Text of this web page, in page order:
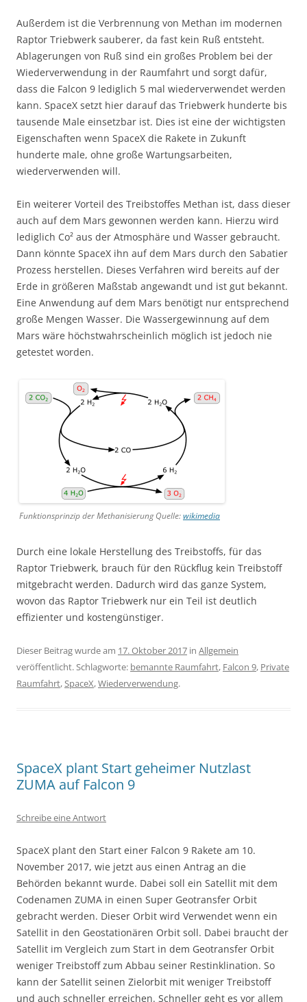
Außerdem ist die Verbrennung von Methan im modernen
Raptor Triebwerk sauberer, da fast kein Ruß entsteht.
Ablagerungen von Ruß sind ein großes Problem bei der
Wiederverwendung in der Raumfahrt und sorgt dafür,
dass die Falcon 9 lediglich 5 mal wiederverwendet werden
kann. SpaceX setzt hier darauf das Triebwerk hunderte bis
tausende Male einsetzbar ist. Dies ist eine der wichtigsten
Eigenschaften wenn SpaceX die Rakete in Zukunft
hunderte male, ohne große Wartungsarbeiten,
wiederverwenden will.
Ein weiterer Vorteil des Treibstoffes Methan ist, dass dieser
auch auf dem Mars gewonnen werden kann. Hierzu wird
lediglich Co² aus der Atmosphäre und Wasser gebraucht.
Dann könnte SpaceX ihn auf dem Mars durch den Sabatier
Prozess herstellen. Dieses Verfahren wird bereits auf der
Erde in größeren Maßstab angewandt und ist gut bekannt.
Eine Anwendung auf dem Mars benötigt nur entsprechend
große Mengen Wasser. Die Wassergewinnung auf dem
Mars wäre höchstwahrscheinlich möglich ist jedoch nie
getestet worden.
Funktionsprinzip der Methanisierung Quelle:wikimedia
Durch eine lokale Herstellung des Treibstoffs, für das
Raptor Triebwerk, brauch für den Rückflug kein Treibstoff
mitgebracht werden. Dadurch wird das ganze System,
wovon das Raptor Triebwerk nur ein Teil ist deutlich
effizienter und kostengünstiger.
Dieser Beitrag wurde am 17. Oktober 2017 in Allgemein
veröffentlicht. Schlagworte: bemannte Raumfahrt, Falcon 9, Private
Raumfahrt,SpaceX,Wiederverwendung.
SpaceX plant Start geheimer Nutzlast
ZUMA auf Falcon 9
Schreibe eine Antwort
SpaceX plant den Start einer Falcon 9 Rakete am 10.
November 2017, wie jetzt aus einen Antrag an die
Behörden bekannt wurde. Dabei soll ein Satellit mit dem
Codenamen ZUMA in einen Super Geotransfer Orbit
gebracht werden. Dieser Orbit wird Verwendet wenn ein
Satellit in den Geostationären Orbit soll. Dabei braucht der
Satellit im Vergleich zum Start in dem Geotransfer Orbit
weniger Treibstoff zum Abbau seiner Restinklination. So
kann der Satellit seinen Zielorbit mit weniger Treibstoff
und auch schneller erreichen. Schneller geht es vor allem